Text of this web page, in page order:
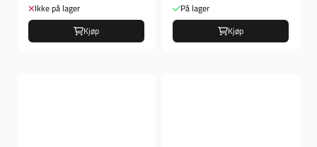
Ikke på lager
Kjøp
På lager
Kjøp